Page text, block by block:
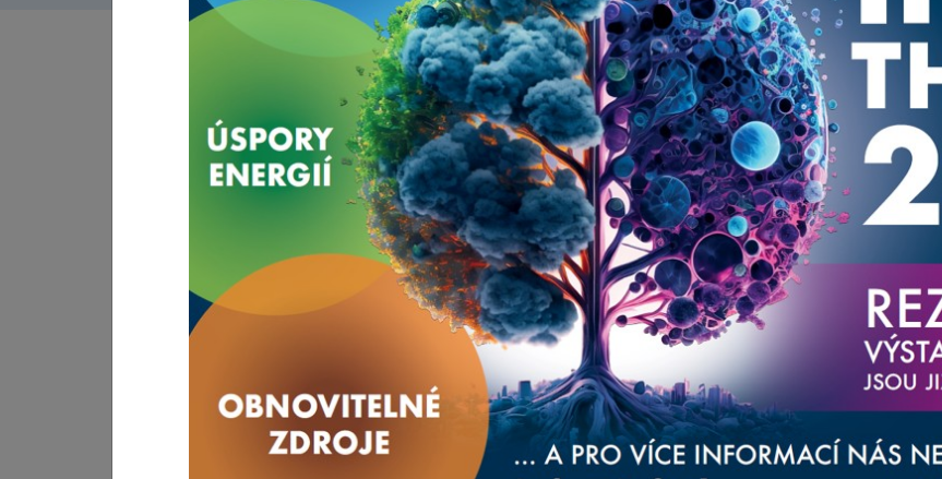
INFOTHERMA 2026
Mezinárodní výstavy, kongresy a další akce zaměřené na váš obor.
Hlavním posláním výstavy je prezentovat nejmodernější produkty, aktuality a služby, které
potencionálním zákazníkům dokáží snížit rostoucí náklady spojené s energiemi. Zároveň tato
výstava ukazuje směry, kterými se bude problematika energií a úspor v nejbližší době ubírat. Je
zřejmé, že bez inovací, chytrých řešení či změnách přístupu budou některé objekty dlouhodobě
ekonomicky neudržitelné nebo v nejlepším případě provozně extrémně nákladné.